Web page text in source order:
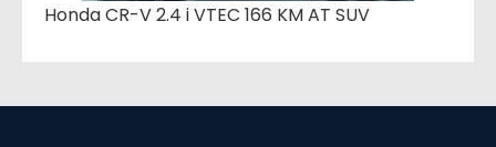
Honda CR-V 2.4 i VTEC 166 KM AT SUV